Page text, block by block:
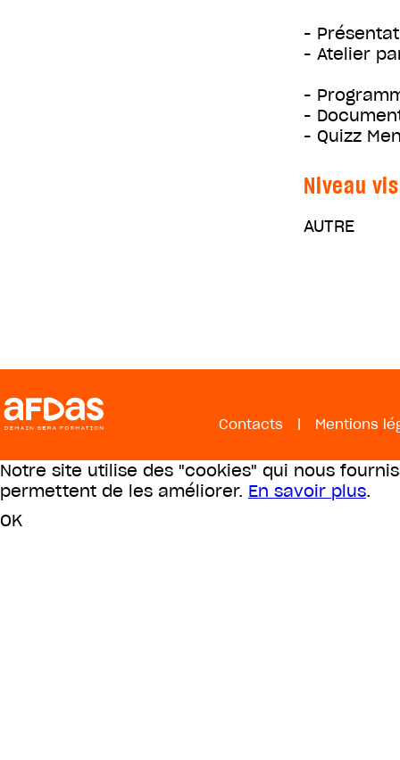
-
- Atelier
-
-
- Quizz
Niveau
AUTRE
Contacts | Mentions
Notre site utilise des "cookies" qui nous
permettent de les améliorer. En savoir plus.
OK